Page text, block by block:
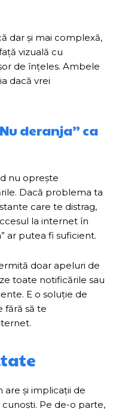
dar și mai complexă,
vizuală cu
de înțeles. Ambele
dacă vrei
deranja” ca
nu oprește
Dacă problema ta
care te distrag,
la internet în
ar putea fi suficient.
doar apeluri de
toate notificările sau
E o soluție de
fără să te
și implicații de
Pe de-o parte,